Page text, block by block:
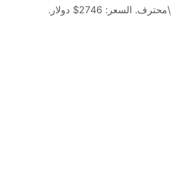
\محترف. السعر : 2746$ دولار .